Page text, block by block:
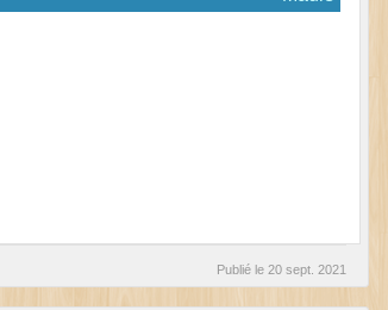
Publié le 20 sept. 2021